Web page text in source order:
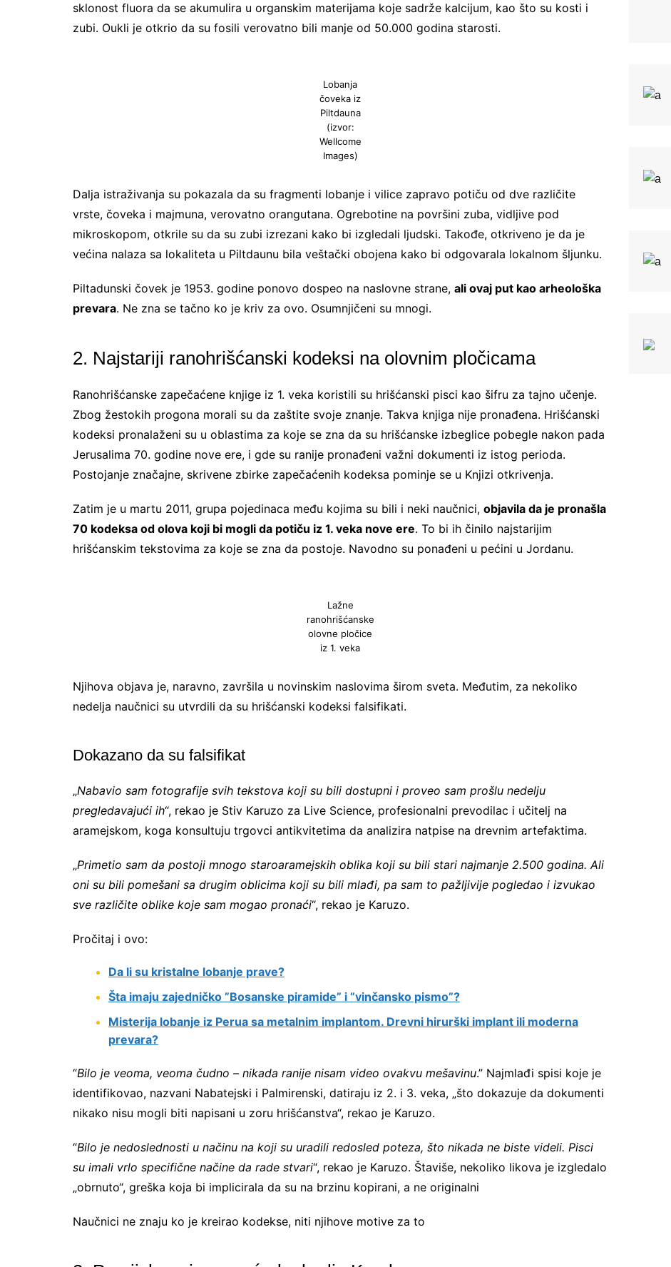
sklonost fluora da se akumulira u organskim materijama koje sadrže kalcijum, kao što su kosti i
zubi. Oukli je otkrio da su fosili verovatno bili manje od 50.000 godina starosti.
Lobanja
čoveka iz
Piltdauna
(izvor:
Wellcome
Images)
Dalja istraživanja su pokazala da su fragmenti lobanje i vilice zapravo potiču od dve različite
vrste, čoveka i majmuna, verovatno orangutana. Ogrebotine na površini zuba, vidljive pod
mikroskopom, otkrile su da su zubi izrezani kako bi izgledali ljudski. Takođe, otkriveno je da je
većina nalaza sa lokaliteta u Piltdaunu bila veštački obojena kako bi odgovarala lokalnom šljunku.
Piltadunski čovek je 1953. godine ponovo dospeo na naslovne strane, ali ovaj put kao arheološka
prevara. Ne zna se tačno ko je kriv za ovo. Osumnjičeni su mnogi.
2. Najstariji ranohrišćanski kodeksi na olovnim pločicama
Ranohrišćanske zapečaćene knjige iz 1. veka koristili su hrišćanski pisci kao šifru za tajno učenje.
Zbog žestokih progona morali su da zaštite svoje znanje. Takva knjiga nije pronađena. Hrišćanski
kodeksi pronalaženi su u oblastima za koje se zna da su hrišćanske izbeglice pobegle nakon pada
Jerusalima 70. godine nove ere, i gde su ranije pronađeni važni dokumenti iz istog perioda.
Postojanje značajne, skrivene zbirke zapečaćenih kodeksa pominje se u Knjizi otkrivenja.
Zatim je u martu 2011, grupa pojedinaca među kojima su bili i neki naučnici, objavila da je pronašla
70 kodeksa od olova koji bi mogli da potiču iz 1. veka nove ere. To bi ih činilo najstarijim
hrišćanskim tekstovima za koje se zna da postoje. Navodno su ponađeni u pećini u Jordanu.
Lažne
ranohrišćanske
olovne pločice
iz 1. veka
Njihova objava je, naravno, završila u novinskim naslovima širom sveta. Međutim, za nekoliko
nedelja naučnici su utvrdili da su hrišćanski kodeksi falsifikati.
Dokazano da su falsifikat
„Nabavio sam fotografije svih tekstova koji su bili dostupni i proveo sam prošlu nedelju
pregledavajući ih“, rekao je Stiv Karuzo za Live Science, profesionalni prevodilac i učitelj na
aramejskom, koga konsultuju trgovci antikvitetima da analizira natpise na drevnim artefaktima.
„Primetio sam da postoji mnogo staroaramejskih oblika koji su bili stari najmanje 2.500 godina. Ali
oni su bili pomešani sa drugim oblicima koji su bili mlađi, pa sam to pažljivije pogledao i izvukao
sve različite oblike koje sam mogao pronaći“, rekao je Karuzo.
Pročitaj i ovo:
Da li su kristalne lobanje prave?
Šta imaju zajedničko ”Bosanske piramide” i ”vinčansko pismo”?
Misterija lobanje iz Perua sa metalnim implantom. Drevni hirurški implant ili moderna
prevara?
“Bilo je veoma, veoma čudno – nikada ranije nisam video ovakvu mešavinu.” Najmlađi spisi koje je
identifikovao, nazvani Nabatejski i Palmirenski, datiraju iz 2. i 3. veka, „što dokazuje da dokumenti
nikako nisu mogli biti napisani u zoru hrišćanstva“, rekao je Karuzo.
“Bilo je nedoslednosti u načinu na koji su uradili redosled poteza, što nikada ne biste videli. Pisci
su imali vrlo specifične načine da rade stvari“, rekao je Karuzo. Štaviše, nekoliko likova je izgledalo
„obrnuto“, greška koja bi implicirala da su na brzinu kopirani, a ne originalni
Naučnici ne znaju ko je kreirao kodekse, niti njihove motive za to
arheologiji
Budite u toku!Prijavite se na našu
mejl listu i svake srede u 12h
arheologije
Ne šaljemo spamove! Pročitajte našapravila
korišćenjaza više informacija.